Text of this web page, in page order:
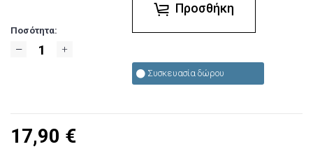
Ποσότητα:
Προσθήκη
Συσκευασία δώρου
17,90 €